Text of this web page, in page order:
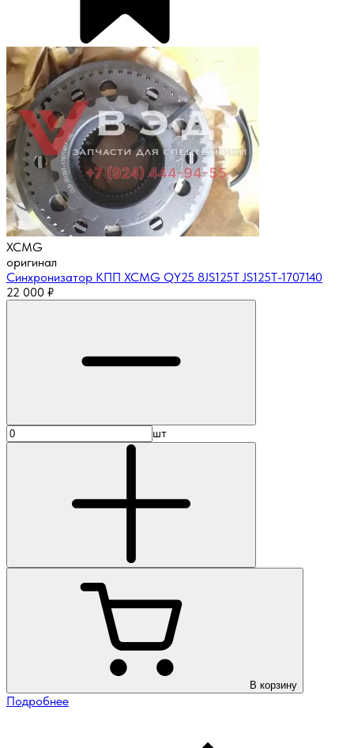
XCMG
оригинал
Синхронизатор КПП XCMG QY25 8JS125T JS125T-1707140
22 000 ₽
шт
В корзину
Подробнее